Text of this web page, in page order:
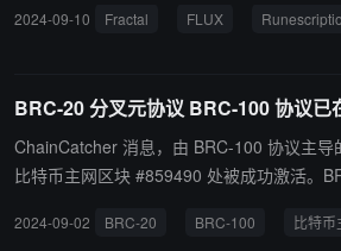
2024-09-10 Fractal FLUX
BRC-20 分叉元协议 BRC-100 协议已
ChainCatcher 消息，由 BRC-100 协议主导
比特币主网区块 #859490 处被成功激活。
e 和索引 inbrc.org 查询、挂单、交易分叉资
2024-09-02 BRC-20 BRC-100 比特币